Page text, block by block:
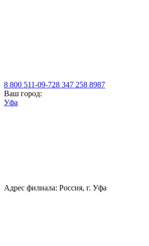
8 800 511-09-728 347 258 8987
Ваш город:
Уфа
Адрес филиала: Россия, г. Уфа